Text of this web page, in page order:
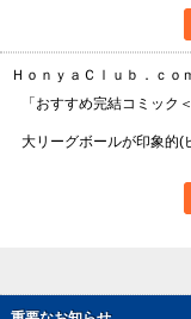
ＨｏｎｙａＣｌｕｂ．ｃｏ
「おすすめ完結コミック
大リーグボールが印象的(